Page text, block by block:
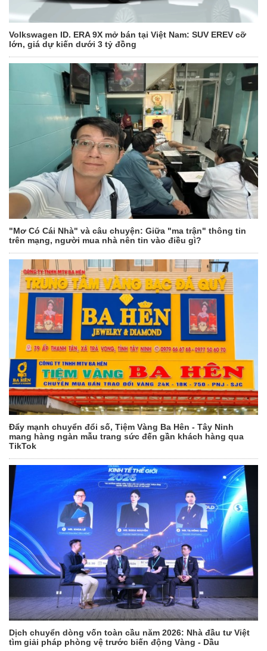
Volkswagen ID. ERA 9X mở bán tại Việt Nam: SUV EREV cỡ
lớn, giá dự kiến dưới 3 tỷ đồng
"Mơ Có Cái Nhà" và câu chuyện: Giữa "ma trận" thông tin
trên mạng, người mua nhà nên tin vào điều gì?
Đẩy mạnh chuyển đổi số, Tiệm Vàng Ba Hên - Tây Ninh
mang hàng ngàn mẫu trang sức đến gần khách hàng qua
TikTok
Dịch chuyển dòng vốn toàn cầu năm 2026: Nhà đầu tư Việt
tìm giải pháp phòng vệ trước biến động Vàng - Dầu